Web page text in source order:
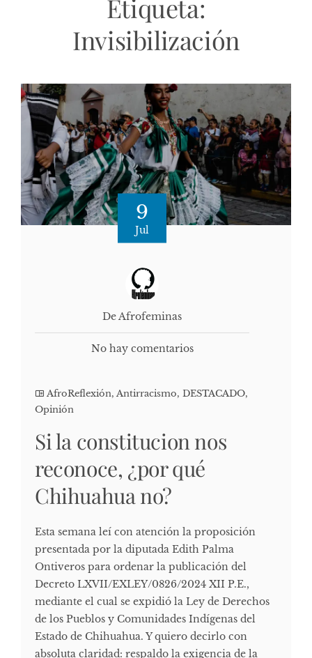
Etiqueta:
Invisibilización
9
Jul
De Afrofeminas
No hay comentarios
AfroReflexión, Antirracismo, DESTACADO,
Opinión
Si la constitucion nos
reconoce, ¿por qué
Chihuahua no?
Esta semana leí con atención la proposición
presentada por la diputada Edith Palma
Ontiveros para ordenar la publicación del
Decreto LXVII/EXLEY/0826/2024 XII P.E.,
mediante el cual se expidió la Ley de Derechos
de los Pueblos y Comunidades Indígenas del
Estado de Chihuahua. Y quiero decirlo con
absoluta claridad: respaldo la exigencia de la